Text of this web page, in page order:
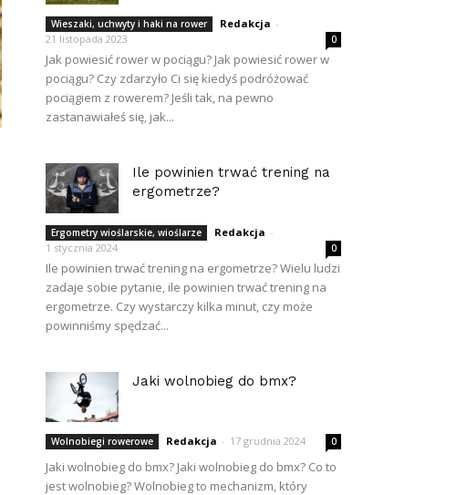
Wieszaki, uchwyty i haki na rower Redakcja -
21 listopada 2023
0
Jak powiesić rower w pociągu? Jak powiesić rower w
pociągu? Czy zdarzyło Ci się kiedyś podróżować
pociągiem z rowerem? Jeśli tak, na pewno
zastanawiałeś się, jak...
Ile powinien trwać trening na
ergometrze?
Ergometry wioślarskie, wioślarze Redakcja -
1 stycznia 2024
0
Ile powinien trwać trening na ergometrze? Wielu ludzi
zadaje sobie pytanie, ile powinien trwać trening na
ergometrze. Czy wystarczy kilka minut, czy może
powinniśmy spędzać...
Jaki wolnobieg do bmx?
Wolnobiegi rowerowe Redakcja - 17 grudnia 2024 0
Jaki wolnobieg do bmx? Jaki wolnobieg do bmx? Co to
jest wolnobieg? Wolnobieg to mechanizm, który